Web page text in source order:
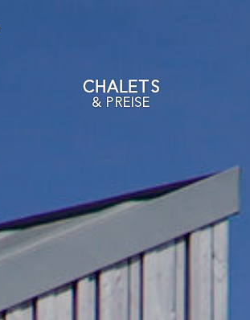
CHALETS
& PREISE